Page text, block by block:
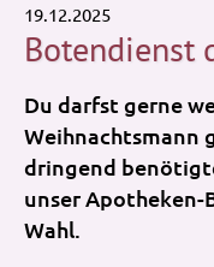
19.12.2025
Botendienst
Du darfst gerne
Weihnachtsmann
dringend
unser
Wahl.